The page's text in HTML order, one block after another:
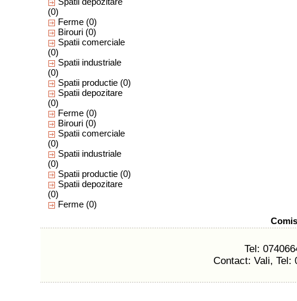
(0)
Ferme(0)
Birouri(0)
Spatii comerciale
(0)
Spatii industriale
(0)
Spatii productie(0)
Spatii depozitare
(0)
Ferme(0)
Birouri(0)
Spatii comerciale
(0)
Spatii industriale
(0)
Spatii productie(0)
Spatii depozitare
(0)
Ferme(0)
Tel:
Contact: Vali, Tel: